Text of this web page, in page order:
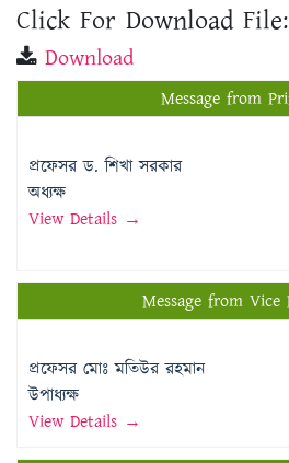
Click For Download File:
Download
Message from
প্রফেসর ড. শিখা সরকার
অধ্যক্ষ
View Details →
Message from Vice
প্রফেসর মোঃ মতিউর রহমান
উপাধ্যক্ষ
View Details →